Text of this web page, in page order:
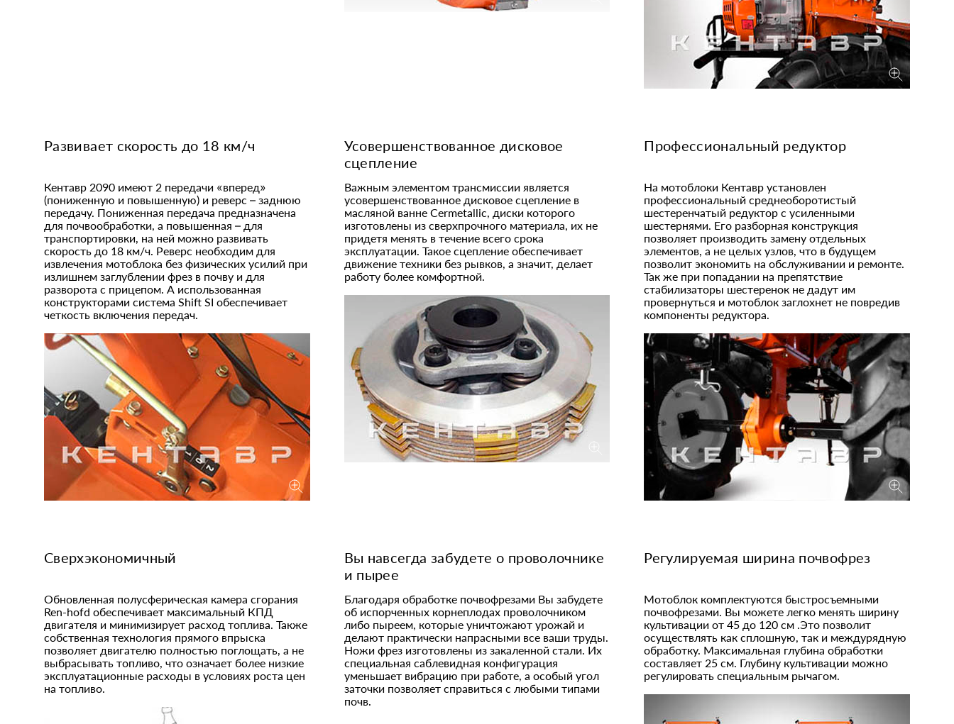
Развивает скорость до 18 км/ч
Кентавр 2090 имеют 2 передачи «вперед»
(пониженную и повышенную) и реверс – заднюю
передачу. Пониженная передача предназначена
для почвообработки, а повышенная – для
транспортировки, на ней можно развивать
скорость до 18 км/ч. Реверс необходим для
извлечения мотоблока без физических усилий при
излишнем заглублении фрез в почву и для
разворота с прицепом. А использованная
конструкторами система Shift SI обеспечивает
четкость включения передач.
Усовершенствованное дисковое
сцепление
Важным элементом трансмиссии является
усовершенствованное дисковое сцепление в
масляной ванне Cermetallic, диски которого
изготовлены из сверхпрочного материала, их не
придетя менять в течение всего срока
эксплуатации. Такое сцепление обеспечивает
движение техники без рывков, а значит, делает
работу более комфортной.
Профессиональный редуктор
На мотоблоки Кентавр установлен
профессиональный среднеоборотистый
шестеренчатый редуктор с усиленными
шестернями. Его разборная конструкция
позволяет производить замену отдельных
элементов, а не целых узлов, что в будущем
позволит экономить на обслуживании и ремонте.
Так же при попадании на препятствие
стабилизаторы шестеренок не дадут им
провернуться и мотоблок заглохнет не повредив
компоненты редуктора.
Сверхэкономичный
Обновленная полусферическая камера сгорания
Ren-hofd обеспечивает максимальный КПД
двигателя и минимизирует расход топлива. Также
собственная технология прямого впрыска
позволяет двигателю полностью поглощать, а не
выбрасывать топливо, что означает более низкие
эксплуатационные расходы в условиях роста цен
на топливо.
Вы навсегда забудете о проволочнике
и пырее
Благодаря обработке почвофрезами Вы забудете
об испорченных корнеплодах проволочником
либо пыреем, которые уничтожают урожай и
делают практически напрасными все ваши труды.
Ножи фрез изготовлены из закаленной стали. Их
специальная саблевидная конфигурация
уменьшает вибрацию при работе, а особый угол
заточки позволяет справиться с любыми типами
почв.
Регулируемая ширина почвофрез
Мотоблок комплектуются быстросъемными
почвофрезами. Вы можете легко менять ширину
культивации от 45 до 120 см .Это позволит
осуществлять как сплошную, так и междурядную
обработку. Максимальная глубина обработки
составляет 25 см. Глубину культивации можно
регулировать специальным рычагом.